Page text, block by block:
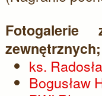
zewnętrznych;
ks.
Bogusław